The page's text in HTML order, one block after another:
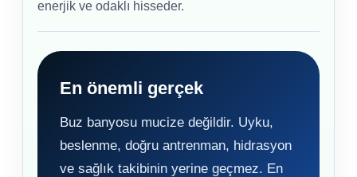
enerjik ve odaklı hisseder.
En önemli gerçek
Buz banyosu mucize değildir. Uyku,
beslenme, doğru antrenman, hidrasyon
ve sağlık takibinin yerine geçmez. En